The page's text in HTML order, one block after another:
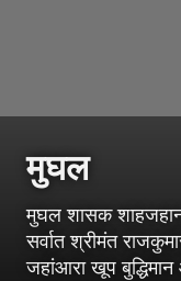
मुघल
मुघल शासक
सर्वात श्रीमंत
जहांआरा खूप बुद्धिमान